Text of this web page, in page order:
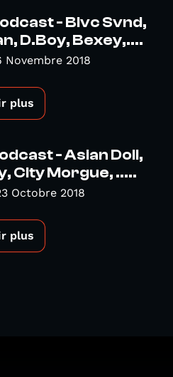
- Blvc Svnd,
D.Boy, Bexey,....
Novembre 2018
plus
- Asian Doll,
City Morgue, .....
Octobre 2018
plus